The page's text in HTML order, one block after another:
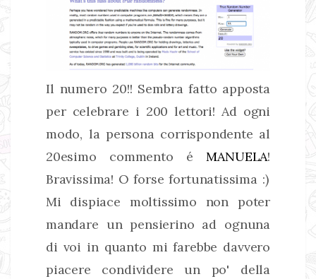
Il numero 20!! Sembra fatto apposta
per celebrare i 200 lettori! Ad ogni
modo, la persona corrispondente al
20esimo commento éMANUELA!
Bravissima! O forse fortunatissima :)
Mi dispiace moltissimo non poter
mandare un pensierino ad ognuna
di voi in quanto mi farebbe davvero
piacere condividere un po' della